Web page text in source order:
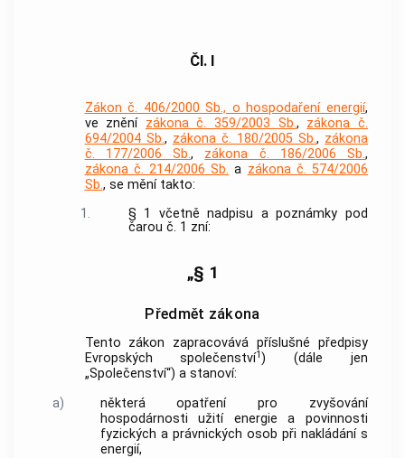
Čl. I
Zákon č. 406/2000 Sb., o hospodaření energií,
ve znění zákona č. 359/2003 Sb., zákona č.
694/2004 Sb., zákona č. 180/2005 Sb., zákona
č. 177/2006 Sb., zákona č. 186/2006 Sb.,
zákona č. 214/2006 Sb. a zákona č. 574/2006
Sb., se mění takto:
1.
§ 1 včetně nadpisu a poznámky pod
čarou č. 1 zní:
„§ 1
Předmět zákona
Tento zákon zapracovává příslušné předpisy
Evropských společenství1) (dále jen
„Společenství“) a stanoví:
a)
některá opatření pro zvyšování
hospodárnosti užití energie a povinnosti
fyzických a právnických osob při nakládání s
energií,